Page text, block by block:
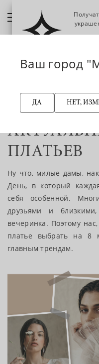
ТОП
ПЛАТЬЕВ
Ну что, милые дамы,
День, в который
себя особенной.
друзьями и
вечеринка. Поэтому
платье выбрать на 8
главным трендам.
Ваш город
ДА НЕТ,